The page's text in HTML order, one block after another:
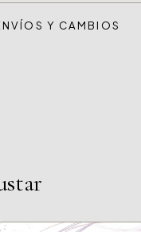
Y CAMBIOS